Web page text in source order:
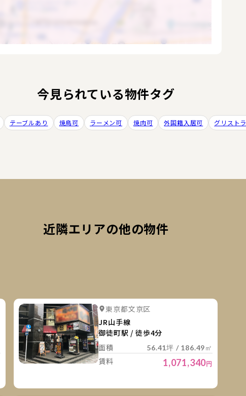
今見られている物件タグ
テーブルあり 焼鳥可 ラーメン可 焼肉可 外国籍入居可 グリスト
近隣エリアの他の物件
詳細を見る 詳細を見る
詳細を見る 詳細を見る
東京都文京区
JR山手線
御徒町駅 / 徒歩4分
面積
56.41坪 / 186.49㎡
賃料 1,071,340円